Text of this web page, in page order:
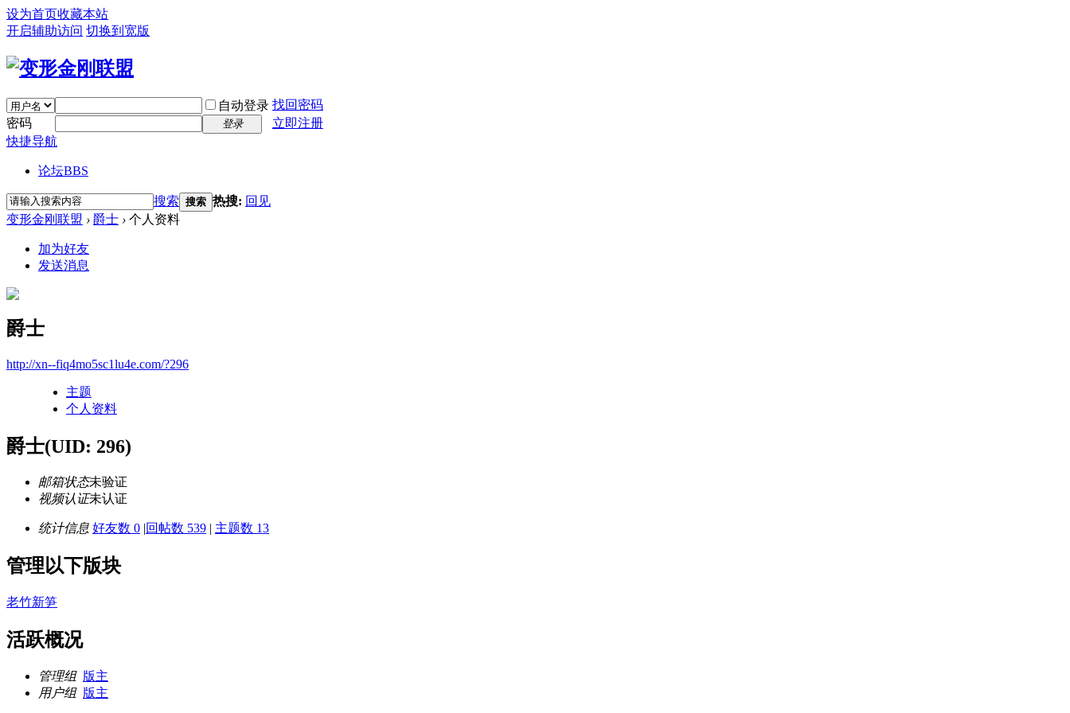
设为首页收藏本站
开启辅助访问 切换到宽版
自动登录 找回密码
密码
登录
立即注册
快捷导航
论坛BBS
搜索 搜索 热搜: 回见
变形金刚联盟 › 爵士 › 个人资料
加为好友
发送消息
爵士
http://xn--fiq4mo5sc1lu4e.com/?296
主题
个人资料
爵士(UID: 296)
邮箱状态未验证
视频认证未认证
统计信息 好友数 0 |回帖数 539 | 主题数 13
管理以下版块
老竹新笋
活跃概况
管理组 版主
用户组 版主